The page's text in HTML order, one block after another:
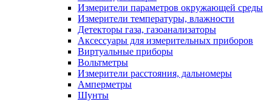
Измерители параметров окружающей среды
Измерители температуры, влажности
Детекторы газа, газоанализаторы
Аксессуары для измерительных приборов
Виртуальные приборы
Вольтметры
Измерители расстояния, дальномеры
Амперметры
Шунты